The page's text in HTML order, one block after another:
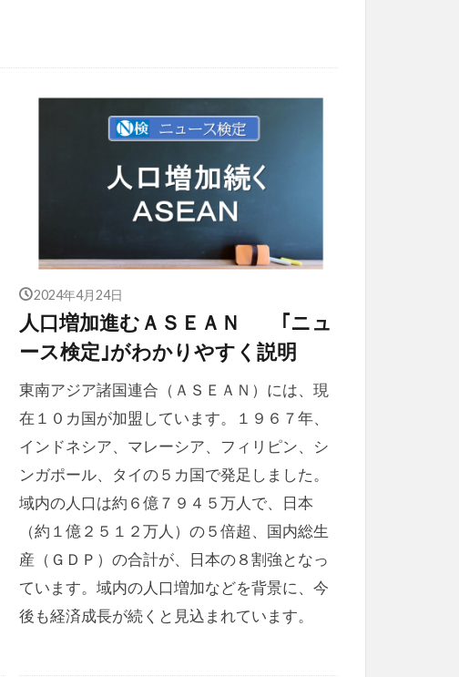
2024年4月24日
人口増加進むＡＳＥＡＮ ｢ニュ
ース検定｣がわかりやすく説明
東南アジア諸国連合（ＡＳＥＡＮ）には、現
在１０カ国が加盟しています。１９６７年、
インドネシア、マレーシア、フィリピン、シ
ンガポール、タイの５カ国で発足しました。
域内の人口は約６億７９４５万人で、日本
（約１億２５１２万人）の５倍超、国内総生
産（ＧＤＰ）の合計が、日本の８割強となっ
ています。域内の人口増加などを背景に、今
後も経済成長が続くと見込まれています。